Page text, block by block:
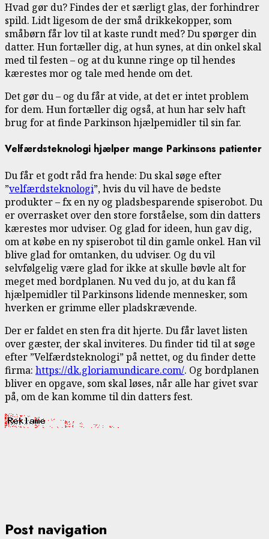
Hvad gør du? Findes der et særligt glas, der forhindrer
spild. Lidt ligesom de der små drikkekopper, som
småbørn får lov til at kaste rundt med? Du spørger din
datter. Hun fortæller dig, at hun synes, at din onkel skal
med til festen – og at du kunne ringe op til hendes
kærestes mor og tale med hende om det.
Det gør du – og du får at vide, at det er intet problem
for dem. Hun fortæller dig også, at hun har selv haft
brug for at finde Parkinson hjælpemidler til sin far.
Velfærdsteknologi hjælper mange Parkinsons patienter
Du får et godt råd fra hende: Du skal søge efter
”velfærdsteknologi”, hvis du vil have de bedste
produkter – fx en ny og pladsbesparende spiserobot. Du
er overrasket over den store forståelse, som din datters
kærestes mor udviser. Og glad for ideen, hun gav dig,
om at købe en ny spiserobot til din gamle onkel. Han vil
blive glad for omtanken, du udviser. Og du vil
selvfølgelig være glad for ikke at skulle bøvle alt for
meget med bordplanen. Nu ved du jo, at du kan få
hjælpemidler til Parkinsons lidende mennesker, som
hverken er grimme eller pladskrævende.
Der er faldet en sten fra dit hjerte. Du får lavet listen
over gæster, der skal inviteres. Du finder tid til at søge
efter ”Velfærdsteknologi” på nettet, og du finder dette
firma: https://dk.gloriamundicare.com/. Og bordplanen
bliver en opgave, som skal løses, når alle har givet svar
på, om de kan komme til din datters fest.
Post navigation